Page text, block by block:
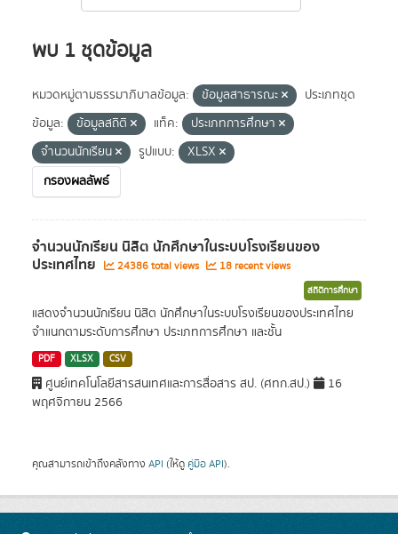
พบ 1 ชุดข้อมูล
หมวดหมู่ตามธรรมาภิบาลข้อมูล: ข้อมูลสาธารณะ
ประเภทชุด
ข้อมูล:
ข้อมูลสถิติ แท็ค:
ประเภทการศึกษา
จำนวนนักเรียน
รูปแบบ:
XLSX
กรองผลลัพธ์
จำนวนนักเรียน นิสิต นักศึกษาในระบบโรงเรียนของ
ประเทศไทย 24386 total views 18 recent views
สถิติการศึกษา
แสดงจำนวนนักเรียน นิสิต นักศึกษาในระบบโรงเรียนของประเทศไทย
จำแนกตามระดับการศึกษา ประเภทการศึกษา และชั้น
PDF XLSX CSV
ศูนย์เทคโนโลยีสารสนเทศและการสื่อสาร สป. (ศทก.สป.)
16
พฤศจิกายน 2566
คุณสามารถเข้าถึงคลังทาง API (ให้ดู คู่มือ API).